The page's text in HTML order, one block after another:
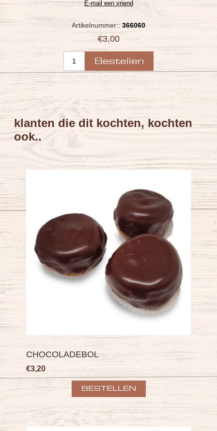
Artikelnummer:: 366060
€3,00
klanten die dit kochten, kochten
ook..
CHOCOLADEBOL
€3,20